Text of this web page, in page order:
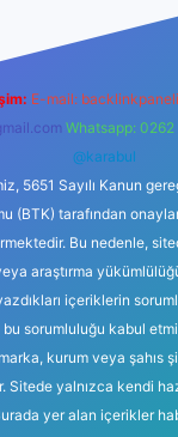
E-mail:
Whatsapp:
@karabul
5651 Sayılı Kanun
(BTK) tarafından
Bu nedenle,
araştırma
içeriklerin
sorumluluğu kabul
kurum veya şahıs
Sitede yalnızca kendi
yer alan içerikler